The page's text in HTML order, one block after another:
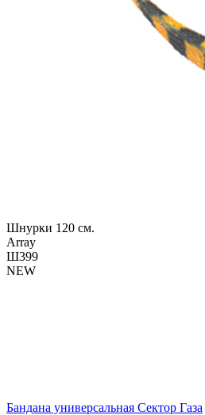
Шнурки 120 см.
Array
Ш399
NEW
Бандана универсальная Сектор Газа